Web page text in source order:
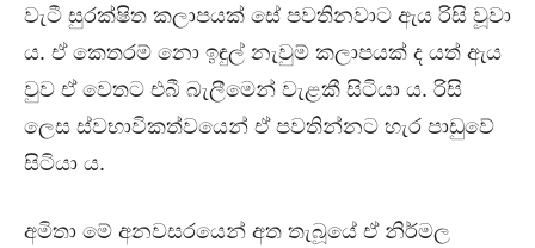
වැටී සුරක්ෂිත කලාපයක් සේ පවතිනවාට ඇය රිසි වූවා
ය. ඒ කෙතරම් නො ඉඳුල් නැවුම් කලාපයක් ද යත් ඇය
වුව ඒ වෙතට එබී බැලීමෙන් වැළකී සිටියා ය. රිසි
ලෙස ස්වභාවිකත්වයෙන් ඒ පවතින්නට හැර පාඩුවේ
සිටියා ය.
අමිතා මේ අනවසරයෙන් අත තැබූයේ ඒ නිර්මල